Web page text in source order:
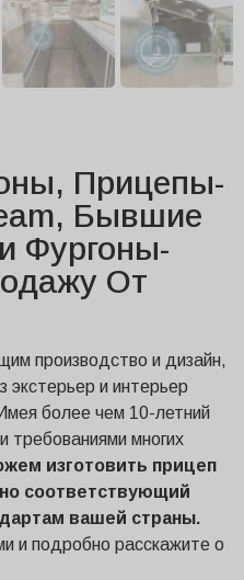
Прицепы-
Бывшие
Фургоны-
От
производство и дизайн,
экстерьер и интерьер
более чем 10-летний
требованиями многих
изготовить прицеп
соответствующий
вашей страны.
и подробно расскажите о